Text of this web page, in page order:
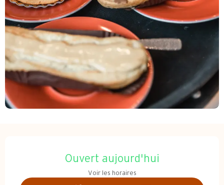
Ouvert aujourd'hui
Voir les horaires